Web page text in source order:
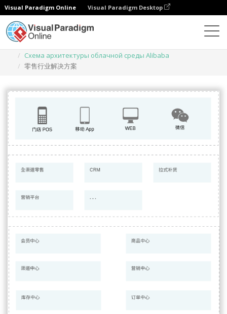
Visual Paradigm Online Visual Paradigm Desktop
Схема архитектуры облачной среды Alibaba
零售行业解决方案